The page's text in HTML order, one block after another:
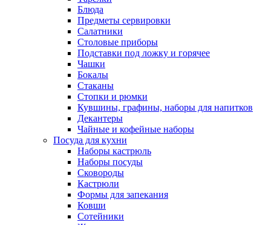
Блюда
Предметы сервировки
Салатники
Столовые приборы
Подставки под ложку и горячее
Чашки
Бокалы
Стаканы
Стопки и рюмки
Кувшины, графины, наборы для напитков
Декантеры
Чайные и кофейные наборы
Посуда для кухни
Наборы кастрюль
Наборы посуды
Сковороды
Кастрюли
Формы для запекания
Ковши
Сотейники